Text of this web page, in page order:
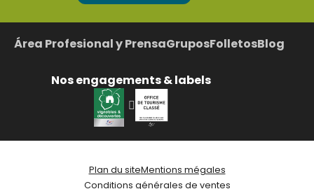
Área Profesional y PrensaGruposFolletosBlog
Nos engagements & labels
Plan du siteMentions mégales
Conditions générales de ventes